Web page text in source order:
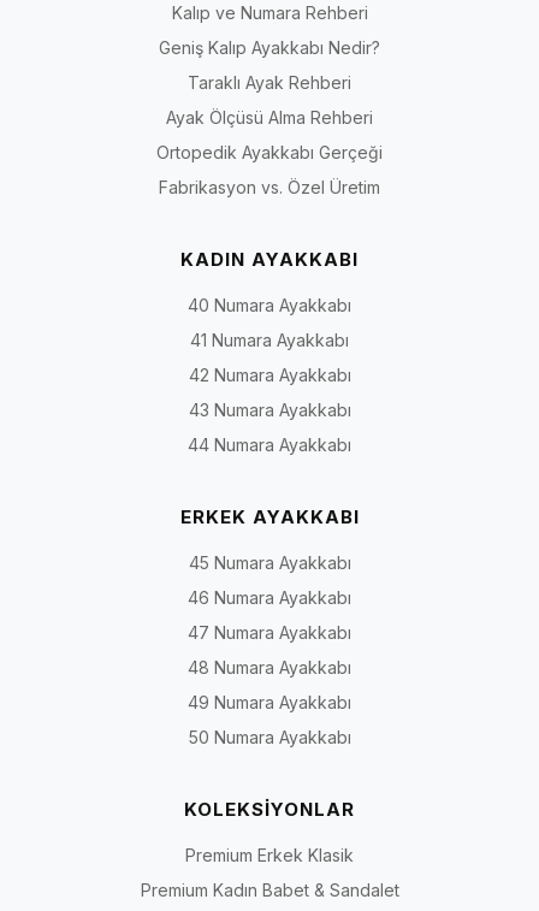
Kalıp ve Numara Rehberi
Geniş Kalıp Ayakkabı Nedir?
Taraklı Ayak Rehberi
Ayak Ölçüsü Alma Rehberi
Ortopedik Ayakkabı Gerçeği
Fabrikasyon vs. Özel Üretim
KADIN AYAKKABI
40 Numara Ayakkabı
41 Numara Ayakkabı
42 Numara Ayakkabı
43 Numara Ayakkabı
44 Numara Ayakkabı
ERKEK AYAKKABI
45 Numara Ayakkabı
46 Numara Ayakkabı
47 Numara Ayakkabı
48 Numara Ayakkabı
49 Numara Ayakkabı
50 Numara Ayakkabı
KOLEKSİYONLAR
Premium Erkek Klasik
Premium Kadın Babet & Sandalet